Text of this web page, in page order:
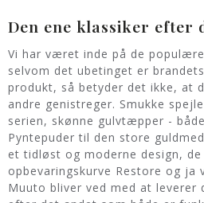
Den ene klassiker efter
Vi har været inde på de
selvom det ubetinget er
produkt, så betyder det ikke, at
andre genistreger. Smukke
serien, skønne gulvtæpper -
Pyntepuder til den store
et tidløst og moderne design, de
opbevaringskurve Restore og ja
Muuto bliver ved med at leverer